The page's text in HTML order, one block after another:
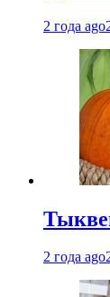
2 года ago
2 года ago